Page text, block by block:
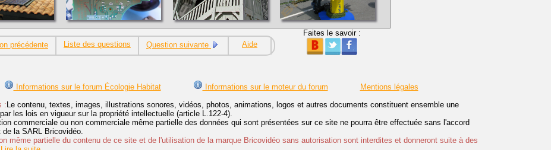
précédente Liste des questions Question suivante Aide
Faites le savoir :
Informations sur le forum Écologie Habitat Informations sur le moteur du forum
Mentions légales
:Le contenu, textes, images, illustrations sonores, vidéos, photos, animations, logos et autres documents constituent ensemble une
les lois en vigueur sur la propriété intellectuelle (article L.122-4).
commerciale ou non commerciale même partielle des données qui sont présentées sur ce site ne pourra être effectuée sans l'accord
la SARL Bricovidéo.
même partielle du contenu de ce site et de l'utilisation de la marque Bricovidéo sans autorisation sont interdites et donneront suite à des